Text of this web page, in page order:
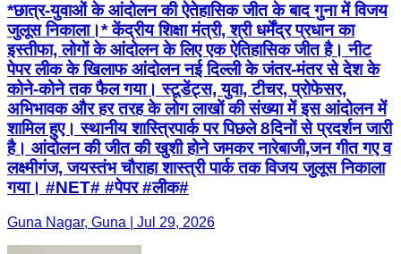
*छात्र-युवाओं के आंदोलन की ऐतेहासिक जीत के बाद गुना में विजय
जुलूस निकाला।* केंद्रीय शिक्षा मंत्री, श्री धर्मेंद्र प्रधान का
इस्तीफा, लोगों के आंदोलन के लिए एक ऐतिहासिक जीत है। नीट
पेपर लीक के खिलाफ आंदोलन नई दिल्ली के जंतर-मंतर से देश के
कोने-कोने तक फैल गया। स्टूडेंट्स, युवा, टीचर, प्रोफेसर,
अभिभावक और हर तरह के लोग लाखों की संख्या में इस आंदोलन में
शामिल हुए। स्थानीय शास्त्रिपार्क पर पिछले 8दिनों से प्रदर्शन जारी
है। आंदोलन की जीत की खुशी होने जमकर नारेबाजी,जन गीत गए व
लक्ष्मीगंज, जयस्तंभ चौराहा शास्त्री पार्क तक विजय जुलूस निकाला
गया। #NET# #पेपर #लीक#
Guna Nagar, Guna | Jul 29, 2026